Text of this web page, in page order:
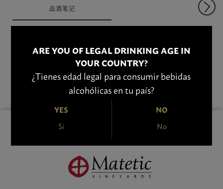
品酒笔记
ARE YOU OF LEGAL DRINKING AGE IN
YOUR COUNTRY?
¿Tienes edad legal para consumir bebidas
alcohólicas en tu país?
YES
Si
NO
No